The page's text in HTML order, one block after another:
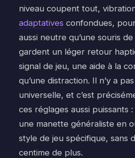
niveau coupent tout,
adaptatives confondues,
aussi neutre qu’une souris de
gardent un léger retour
signal de jeu, une aide à la
qu’une distraction. Il n’y a
universelle, et c’est
ces réglages aussi puissants
une manette généraliste en
style de jeu spécifique, sans
centime de plus.